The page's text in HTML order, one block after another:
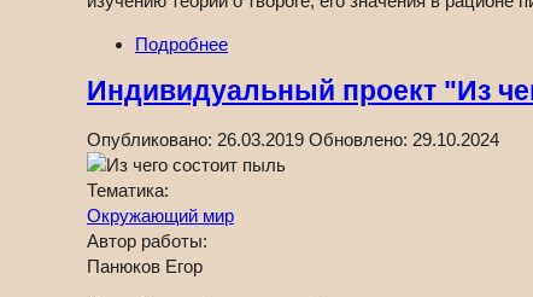
Подробнее
Индивидуальный проект "Из
Опубликовано: 26.03.2019 Обновлено: 29.10.2024
Тематика:
Окружающий мир
Автор работы:
Панюков Егор